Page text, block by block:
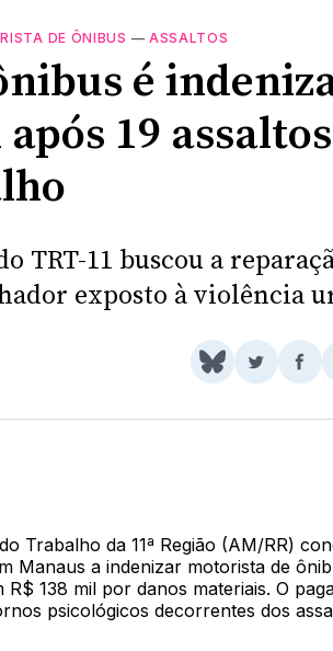
DE ÔNIBUS — ASSALTOS
é
19 assaltos
TRT-11 buscou a
exposto à violência
Share
BlueSkyTwitter
Trabalho da 11ª Região (AM/RR)
Manaus a indenizar motorista de
138 mil por danos materiais. O
psicológicos decorrentes dos